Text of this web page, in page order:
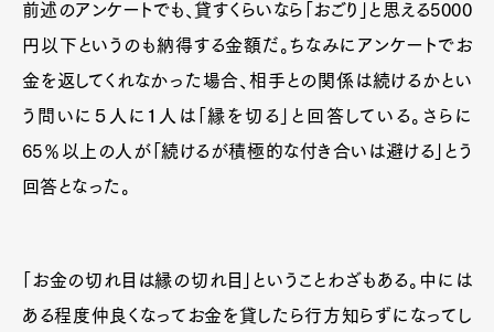
前述のアンケートでも、貸すくらいなら「おごり」と思える5000
円以下というのも納得する金額だ。ちなみにアンケートでお
金を返してくれなかった場合、相手との関係は続けるかとい
う問いに５人に１人は「縁を切る」と回答している。さらに
65％以上の人が「続けるが積極的な付き合いは避ける」とう
回答となった。
「お金の切れ目は縁の切れ目」ということわざもある。中には
ある程度仲良くなってお金を貸したら行方知らずになってし